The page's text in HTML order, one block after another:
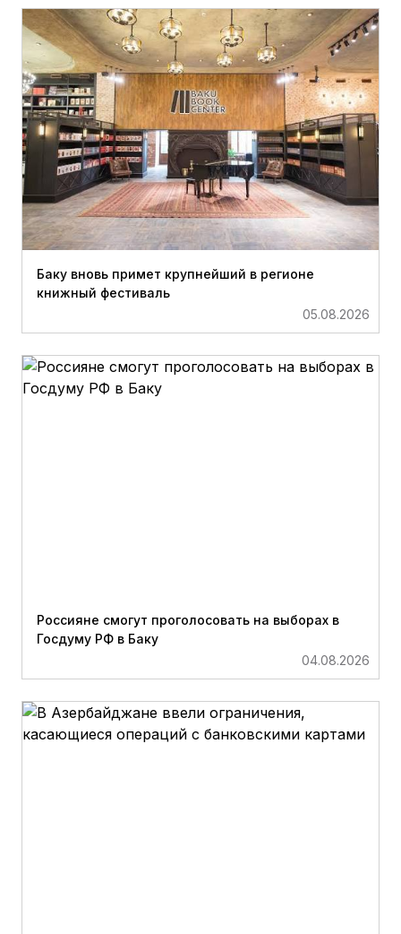
Баку вновь примет крупнейший в регионе
книжный фестиваль
05.08.2026
Россияне смогут проголосовать на выборах в
Госдуму РФ в Баку
04.08.2026